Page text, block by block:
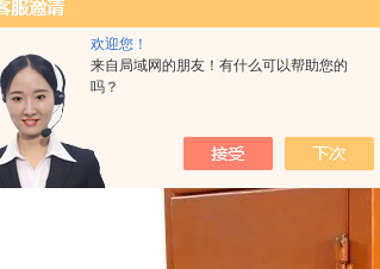
欢迎您！
来自局域网的朋友！有什么可以帮助您的
吗？